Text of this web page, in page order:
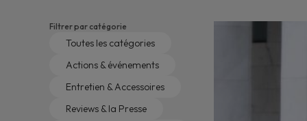
Filtrer par catégorie
Toutes les catégories
Actions & événements
Entretien & Accessoires
Reviews & la Presse